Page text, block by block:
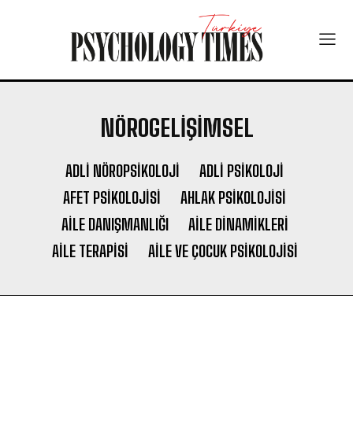
NÖROGELIŞIMSEL
ADLI NÖROPSIKOLOJI
ADLI PSIKOLOJI
AFET PSIKOLOJISI
AHLAK PSIKOLOJISI
AILE DANIŞMANLIĞI
AILE DINAMIKLERI
AILE TERAPISI
AILE VE ÇOCUK PSIKOLOJISI